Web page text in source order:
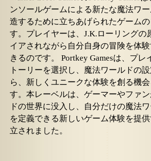
ンソールゲームによる新たな魔法ワ
造するために立ちあげられたゲーム
す。プレイヤーは、J.K.ローリングの
イアされながら自分自身の冒険を体
きるのです。 Portkey Gamesは、プレ
トーリーを選択し、魔法ワールドの
ら、新しくユニークな体験を創る機
す。本レーベルは、ゲーマーやファ
ドの世界に没入し、自分だけの魔法
を定義できる新しいゲーム体験を提
立されました。